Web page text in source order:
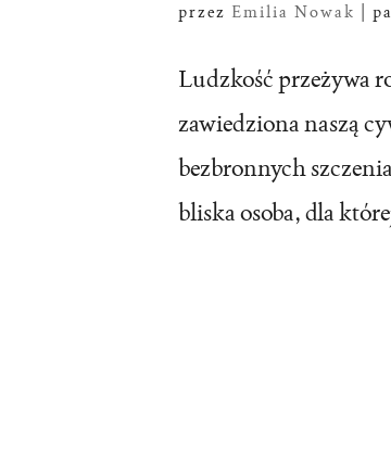
przez Emilia Nowak
Ludzkość przeżywa
zawiedziona naszą
bezbronnych
bliska osoba, dla